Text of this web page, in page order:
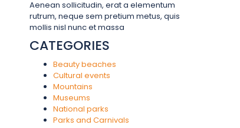
Aenean sollicitudin, erat a elementum
rutrum, neque sem pretium metus, quis
mollis nisl nunc et massa
CATEGORIES
Beauty beaches
Cultural events
Mountains
Museums
National parks
Parks and Carnivals